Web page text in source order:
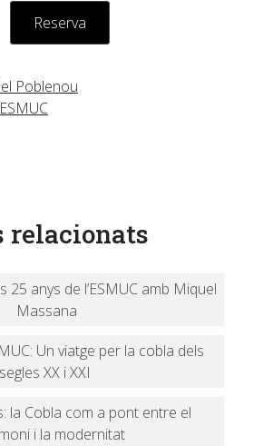
Reserva
Poblenou
relacionats
25 anys de l’ESMUC amb Miquel
Massana
Un viatge per la cobla dels
segles XX i XXI
la Cobla com a pont entre el
i la modernitat